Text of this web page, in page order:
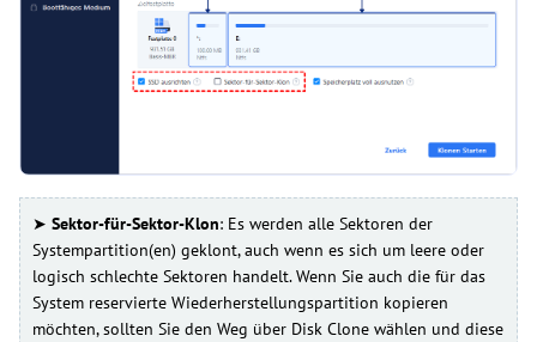
➤ Sektor-für-Sektor-Klon: Es werden alle Sektoren der
Systempartition(en) geklont, auch wenn es sich um leere oder
logisch schlechte Sektoren handelt. Wenn Sie auch die für das
System reservierte Wiederherstellungspartition kopieren
möchten, sollten Sie den Weg über Disk Clone wählen und diese